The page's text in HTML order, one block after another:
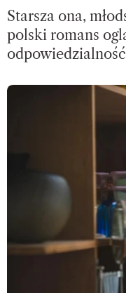
Starsza ona,
polski romans
odpowiedzialność